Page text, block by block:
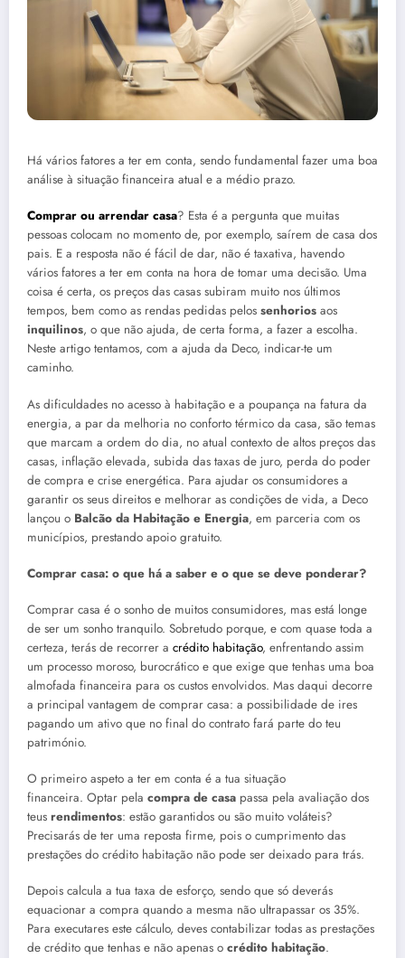
Há vários fatores a ter em conta, sendo fundamental fazer uma boa
análise à situação financeira atual e a médio prazo.
Comprar ou arrendar casa? Esta é a pergunta que muitas
pessoas colocam no momento de, por exemplo, saírem de casa dos
pais. E a resposta não é fácil de dar, não é taxativa, havendo
vários fatores a ter em conta na hora de tomar uma decisão. Uma
coisa é certa, os preços das casas subiram muito nos últimos
tempos, bem como as rendas pedidas pelos senhorios aos
inquilinos, o que não ajuda, de certa forma, a fazer a escolha.
Neste artigo tentamos, com a ajuda da Deco, indicar-te um
caminho.
As dificuldades no acesso à habitação e a poupança na fatura da
energia, a par da melhoria no conforto térmico da casa, são temas
que marcam a ordem do dia, no atual contexto de altos preços das
casas, inflação elevada, subida das taxas de juro, perda do poder
de compra e crise energética. Para ajudar os consumidores a
garantir os seus direitos e melhorar as condições de vida, a Deco
lançou o Balcão da Habitação e Energia, em parceria com os
municípios, prestando apoio gratuito.
Comprar casa: o que há a saber e o que se deve ponderar?
Comprar casa é o sonho de muitos consumidores, mas está longe
de ser um sonho tranquilo. Sobretudo porque, e com quase toda a
certeza, terás de recorrer a crédito habitação, enfrentando assim
um processo moroso, burocrático e que exige que tenhas uma boa
almofada financeira para os custos envolvidos. Mas daqui decorre
a principal vantagem de comprar casa: a possibilidade de ires
pagando um ativo que no final do contrato fará parte do teu
património.
O primeiro aspeto a ter em conta é a tua situação
financeira. Optar pela compra de casa passa pela avaliação dos
teus rendimentos: estão garantidos ou são muito voláteis?
Precisarás de ter uma reposta firme, pois o cumprimento das
prestações do crédito habitação não pode ser deixado para trás.
Depois calcula a tua taxa de esforço, sendo que só deverás
equacionar a compra quando a mesma não ultrapassar os 35%.
Para executares este cálculo, deves contabilizar todas as prestações
de crédito que tenhas e não apenas o crédito habitação.